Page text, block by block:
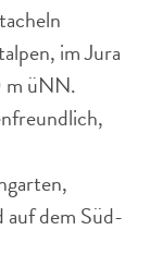
im Jura
m üNN.
auf dem Süd-